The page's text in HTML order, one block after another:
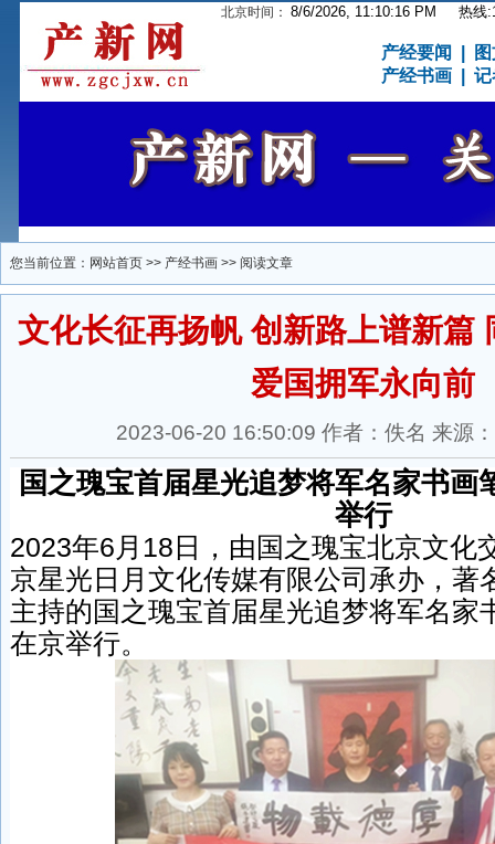
北京时间： 8/6/2026, 11:10:18 PM 热线
产经要闻
产经书画
记
您当前位置： 网站首页 >> 产经书画 >> 阅读文章
文化长征再扬帆 创新路上谱新篇
爱国拥军永向前
2023-06-20 16:50:09 作者：佚名 来源
国之瑰宝首届星光追梦将军名家书画
举行
2023年6月18日，由国之瑰宝北京文化
京星光日月文化传媒有限公司承办，著
主持的国之瑰宝首届星光追梦将军名家
在京举行。